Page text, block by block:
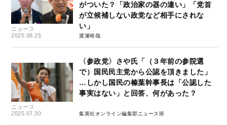
ニュース
2025.08.25
がついた？「政治家の器の違い」「党首
が立候補しない政党など相手にされな
い」
渡瀬裕哉
ニュース
2025.07.30
〈参政党〉さや氏「（３年前の参院選
で）国民民主党から公認を頂きました」
…しかし国民の榛葉幹事長は「公認した
事実はない」と回答、何があった？
集英社オンライン編集部ニュース班